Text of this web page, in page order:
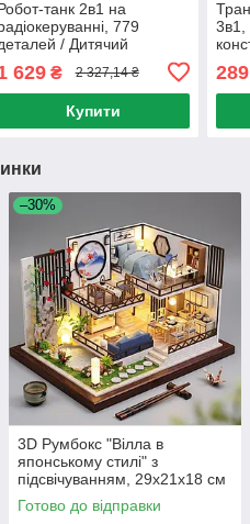
танк 2в1 на
779
/ Дитячий
/
танк
трансформер
629₴ 2 327,14 ₴
Купити
3в1,
289
–30%
3D Румбокс "Вілла в
японському стилі" з
підсвічуванням, 29х21х18 см
/ Інтер'єрний конструктор /
3D-конструктор
Готово до відправки